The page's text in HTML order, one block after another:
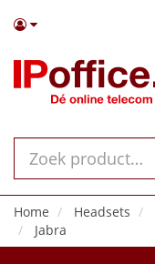
Home Headsets
Jabra